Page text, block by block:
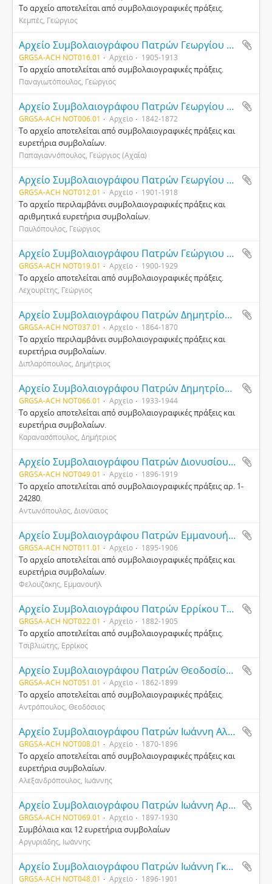
Το αρχείο αποτελείται από συμβολαιογραφικές πράξεις.
Κεμπές, Γεώργιος
Αρχείο Συμβολαιογράφου Πατρών Γεωργίου Παναγιωτόπουλου
GRGSA-ACH NOT016.01 Αρχείο 1905-1913
Το αρχείο αποτελείται από συμβολαιογραφικές πράξεις.
Παναγιωτόπουλος, Γεώργιος
Αρχείο Συμβολαιογράφου Πατρών Γεωργίου Παπαγιαννόπουλου
GRGSA-ACH NOT006.01 Αρχείο 1842-1872
Το αρχείο αποτελείται από συμβολαιογραφικές πράξεις και
ευρετήρια συμβολαίων.
Παπαγιαννόπουλος, Γεώργιος (Αχαΐα)
Αρχείο Συμβολαιογράφου Πατρών Γεωργίου Παυλόπουλου
GRGSA-ACH NOT012.01 Αρχείο 1901-1918
Το αρχείο περιλαμβάνει συμβολαιογραφικές πράξεις και
αριθμητικά ευρετήρια συμβολαίων.
Παυλόπουλος, Γεώργιος
Αρχείο Συμβολαιογράφου Πατρών Γεώργιου Λεχουρίτη
GRGSA-ACH NOT019.01 Αρχείο 1900-1929
Το αρχείο αποτελείται από συμβολαιογραφικές πράξεις.
Λεχουρίτης, Γεώργιος
Αρχείο Συμβολαιογράφου Πατρών Δημητρίου Διπλαρόπουλου
GRGSA-ACH NOT037.01 Αρχείο 1864-1870
Το αρχείο περιλαμβάνει συμβολαιογραφικές πράξεις και
ευρετήρια συμβολαίων.
Διπλαρόπουλος, Δημήτριος
Αρχείο Συμβολαιογράφου Πατρών Δημητρίου Καρανασόπουλου
GRGSA-ACH NOT066.01 Αρχείο 1933-1944
Το αρχείο αποτελείται από συμβολαιογραφικές πράξεις και
ευρετήρια συμβολαίων.
Καρανασόπουλος, Δημήτριος
Αρχείο Συμβολαιογράφου Πατρών Διονυσίου Αντωνόπουλου
GRGSA-ACH NOT049.01 Αρχείο 1896-1919
Το αρχείο αποτελείται από συμβολαιογραφικές πράξεις αρ. 1-
24280.
Αντωνόπουλος, Διονύσιος
Αρχείο Συμβολαιογράφου Πατρών Εμμανουήλ Φελουζάκη
GRGSA-ACH NOT011.01 Αρχείο 1895-1906
Το αρχείο αποτελείται από συμβολαιογραφικές πράξεις και
ευρετήρια συμβολαίων.
Φελουζάκης, Εμμανουήλ
Αρχείο Συμβολαιογράφου Πατρών Ερρίκου Τσιβλιώτη
GRGSA-ACH NOT022.01 Αρχείο 1882-1905
Το αρχείο αποτελείται από συμβολαιογραφικές πράξεις.
Τσιβλιώτης, Ερρίκος
Αρχείο Συμβολαιογράφου Πατρών Θεοδοσίου Αντρόπουλου
GRGSA-ACH NOT051.01 Αρχείο 1862-1899
Το αρχείο αποτελείται από συμβολαιογραφικές πράξεις.
Αντρόπουλος, Θεοδόσιος
Αρχείο Συμβολαιογράφου Πατρών Ιωάννη Αλεξανδρόπουλου
GRGSA-ACH NOT008.01 Αρχείο 1870-1896
Το αρχείο αποτελείται από συμβολαιογραφικές πράξεις και
ευρετήρια συμβολαίων.
Αλεξανδρόπουλος, Ιωάννης
Αρχείο Συμβολαιογράφου Πατρών Ιωάννη Αργυριάδη
GRGSA-ACH NOT069.01 Αρχείο 1897-1930
Συμβόλαια και 12 ευρετήρια συμβολαίων
Αργυριάδης, Ιωάννης
Αρχείο Συμβολαιογράφου Πατρών Ιωάννη Γκοτσόπουλου
GRGSA-ACH NOT048.01 Αρχείο 1896-1901